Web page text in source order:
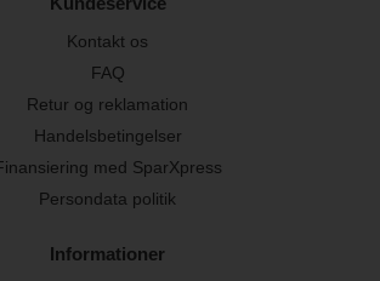
Kontakt os
FAQ
Retur og reklamation
Handelsbetingelser
med SparXpress
Persondata politik
Informationer